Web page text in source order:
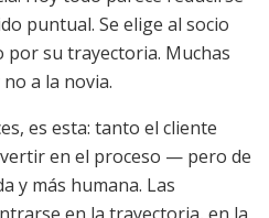
puntual. Se elige al socio
por su trayectoria. Muchas
a la novia.
es esta: tanto el cliente
en el proceso — pero de
y más humana. Las